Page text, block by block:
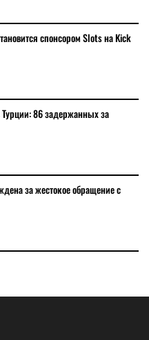
спонсором Slots на Kick
86 задержанных за
за жестокое обращение с